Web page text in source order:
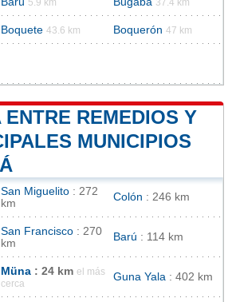
5.9 km 37.4 km
Boquete 43.6 km Boquerón 47 km
ENTRE REMEDIOS Y
MUNICIPIOS
San Miguelito : 272
km
Colón : 246 km
San Francisco : 270
km
Barú : 114 km
Müna : 24 km el más
cerca
Guna Yala : 402 km